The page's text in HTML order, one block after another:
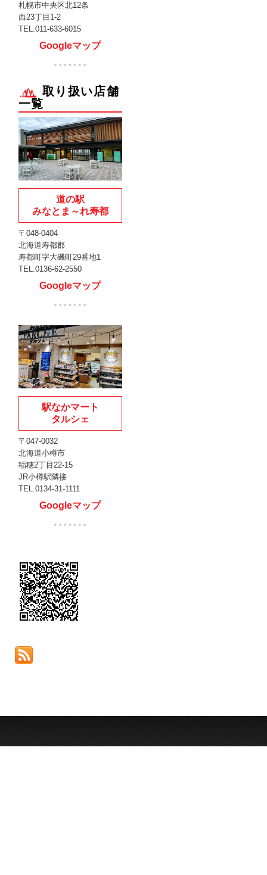
札幌市中央区北12条
西23丁目1-2
TEL.011-633-6015
Googleマップ
取り扱い店舗
一覧
道の駅
みなとま～れ寿都
〒048-0404
北海道寿都郡
寿都町字大磯町29番地1
TEL.0136-62-2550
Googleマップ
駅なかマート
タルシェ
〒047-0032
北海道小樽市
稲穂2丁目22-15
JR小樽駅隣接
TEL.0134-31-1111
Googleマップ